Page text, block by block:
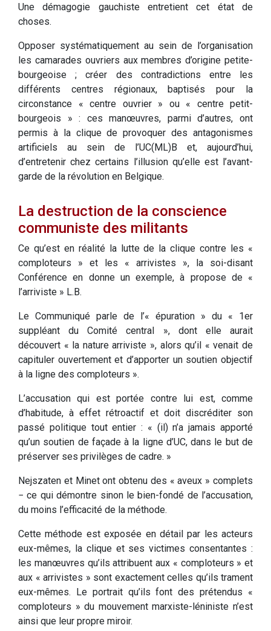
Une démagogie gauchiste entretient cet état de
choses.
Opposer systématiquement au sein de l’organisation
les camarades ouvriers aux membres d’origine petite-
bourgeoise ; créer des contradictions entre les
différents centres régionaux, baptisés pour la
circonstance « centre ouvrier » ou « centre petit-
bourgeois » : ces manœuvres, parmi d’autres, ont
permis à la clique de provoquer des antagonismes
artificiels au sein de l’UC(ML)B et, aujourd’hui,
d’entretenir chez certains l’illusion qu’elle est l’avant-
garde de la révolution en Belgique.
La destruction de la conscience
communiste des militants
Ce qu’est en réalité la lutte de la clique contre les «
comploteurs » et les « arrivistes », la soi-disant
Conférence en donne un exemple, à propose de «
l’arriviste » L.B.
Le Communiqué parle de l’« épuration » du « 1er
suppléant du Comité central », dont elle aurait
découvert « la nature arriviste », alors qu’il « venait de
capituler ouvertement et d’apporter un soutien objectif
à la ligne des comploteurs ».
L’accusation qui est portée contre lui est, comme
d’habitude, à effet rétroactif et doit discréditer son
passé politique tout entier : « (il) n’a jamais apporté
qu’un soutien de façade à la ligne d’UC, dans le but de
préserver ses privilèges de cadre. »
Nejszaten et Minet ont obtenu des « aveux » complets
− ce qui démontre sinon le bien-fondé de l’accusation,
du moins l’efficacité de la méthode.
Cette méthode est exposée en détail par les acteurs
eux-mêmes, la clique et ses victimes consentantes :
les manœuvres qu’ils attribuent aux « comploteurs » et
aux « arrivistes » sont exactement celles qu’ils trament
eux-mêmes. Le portrait qu’ils font des prétendus «
comploteurs » du mouvement marxiste-léniniste n’est
ainsi que leur propre miroir.